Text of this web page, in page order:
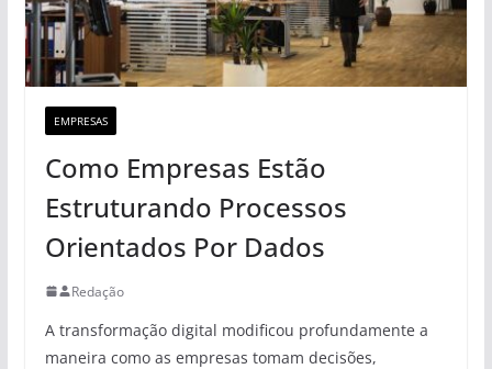
EMPRESAS
Como Empresas Estão
Estruturando Processos
Orientados Por Dados
Redação
A transformação digital modificou profundamente a
maneira como as empresas tomam decisões,